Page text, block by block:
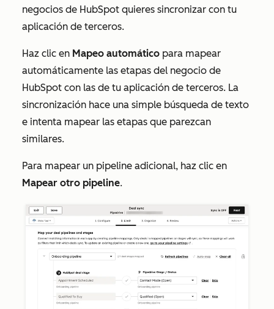
negocios de HubSpot quieres sincronizar con tu
aplicación de terceros.
Haz clic en Mapeo automático para mapear
automáticamente las etapas del negocio de
HubSpot con las de tu aplicación de terceros. La
sincronización hace una simple búsqueda de texto
e intenta mapear las etapas que parezcan
similares.
Para mapear un pipeline adicional, haz clic en
Mapear otro pipeline.